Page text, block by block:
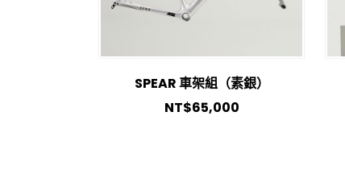
SPEAR 車架組（素銀）
NT$65,000